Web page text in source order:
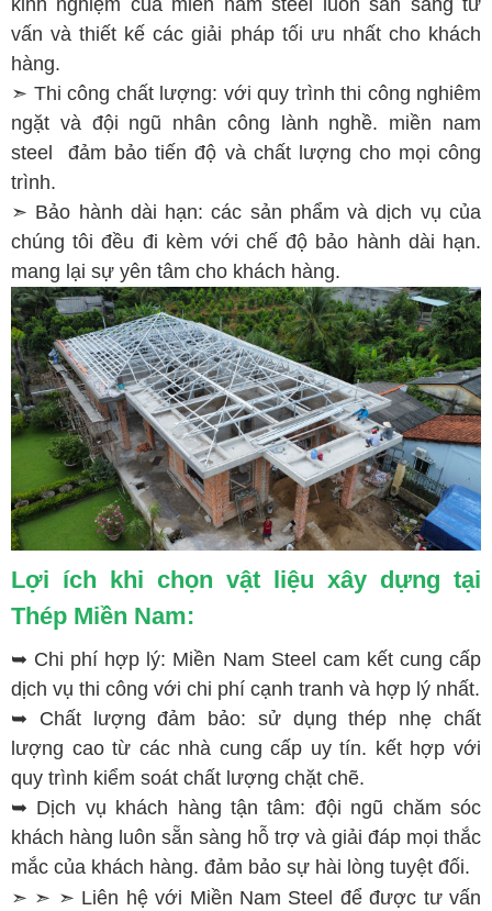
vấn và thiết kế các giải pháp tối ưu nhất cho khách
hàng.
➣ Thi công chất lượng: với quy trình thi công nghiêm
ngặt và đội ngũ nhân công lành nghề. miền nam
steel đảm bảo tiến độ và chất lượng cho mọi công
trình.
➣ Bảo hành dài hạn: các sản phẩm và dịch vụ của
chúng tôi đều đi kèm với chế độ bảo hành dài hạn.
mang lại sự yên tâm cho khách hàng.
Lợi ích khi chọn vật liệu xây dựng tại
Thép Miền Nam:
➥ Chi phí hợp lý: Miền Nam Steel cam kết cung cấp
dịch vụ thi công với chi phí cạnh tranh và hợp lý nhất.
➥ Chất lượng đảm bảo: sử dụng thép nhẹ chất
lượng cao từ các nhà cung cấp uy tín. kết hợp với
quy trình kiểm soát chất lượng chặt chẽ.
➥ Dịch vụ khách hàng tận tâm: đội ngũ chăm sóc
khách hàng luôn sẵn sàng hỗ trợ và giải đáp mọi thắc
mắc của khách hàng. đảm bảo sự hài lòng tuyệt đối.
➣ ➣ ➣ Liên hệ với Miền Nam Steel để được tư vấn